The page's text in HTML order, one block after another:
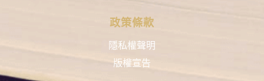
政策條款
隱私權聲明
版權宣告